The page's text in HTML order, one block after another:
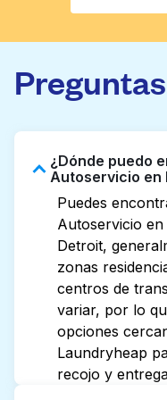
¿Dónde puedo
Autoservicio en
Puedes
Autoservicio
Detroit,
zonas
centros de
variar, por lo
opciones
Laundryheap
recojo y